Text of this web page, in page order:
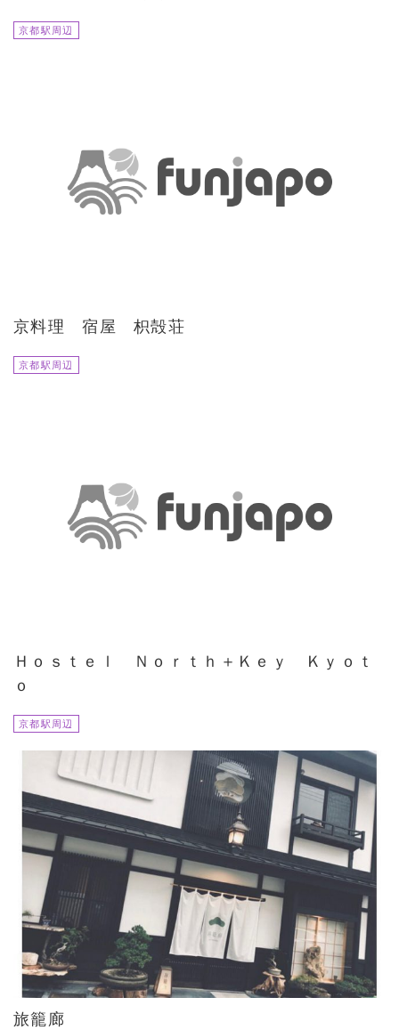
京都駅周辺
京料理 宿屋 枳殻荘
京都駅周辺
Ｈｏｓｔｅｌ Ｎｏｒｔｈ＋Ｋｅｙ Ｋｙｏｔ
ｏ
京都駅周辺
旅籠廊